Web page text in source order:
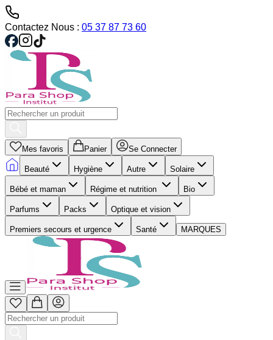
Contactez Nous : 05 37 87 73 60
Mes favoris Panier Se Connecter
Beauté Hygiène Autre Solaire
Bébé et maman Régime et nutrition Bio
Parfums Packs Optique et vision
Premiers secours et urgence Santé MARQUES